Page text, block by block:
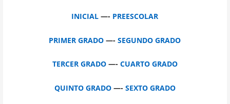
INICIAL—- PREESCOLAR
PRIMER GRADO —-SEGUNDO GRADO
TERCER GRADO—- CUARTO GRADO
QUINTO GRADO—- SEXTO GRADO